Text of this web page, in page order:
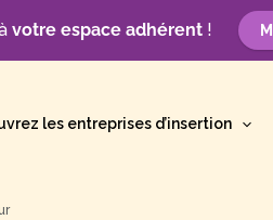
votre espace adhérent!
les entreprises d’insertion